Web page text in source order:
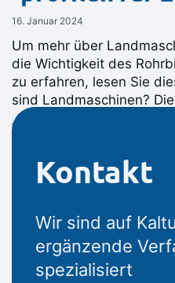
16. Januar 2024
Um mehr über
die Wichtigkeit des
zu erfahren, lesen Sie
sind Landmaschinen?
Weiterlesen ⟶
Kontakt
Wir sind auf
ergänzende
spezialisiert